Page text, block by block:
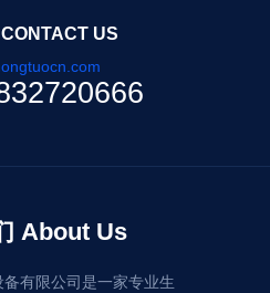
US
About Us
有限公司是一家专业生